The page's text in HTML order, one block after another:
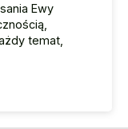
Ewy
temat,